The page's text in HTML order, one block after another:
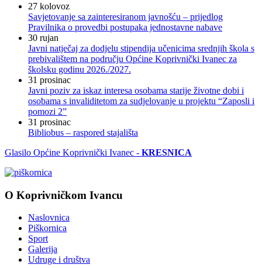
27 kolovoz
Savjetovanje sa zainteresiranom javnošću – prijedlog
Pravilnika o provedbi postupaka jednostavne nabave
30 rujan
Javni natječaj za dodjelu stipendija učenicima srednjih škola s
prebivalištem na području Općine Koprivnički Ivanec za
školsku godinu 2026./2027.
31 prosinac
Javni poziv za iskaz interesa osobama starije životne dobi i
osobama s invaliditetom za sudjelovanje u projektu “Zaposli i
pomozi 2”
31 prosinac
Bibliobus – raspored stajališta
Glasilo Općine Koprivnički Ivanec - KRESNICA
O Koprivničkom Ivancu
Naslovnica
Piškornica
Sport
Galerija
Udruge i društva